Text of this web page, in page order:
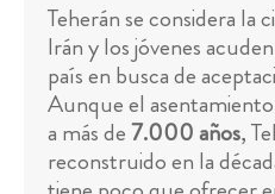
Teherán se considera la
Irán y los jóvenes
país en busca de
Aunque el
a más de7.000 años,
reconstruido en la